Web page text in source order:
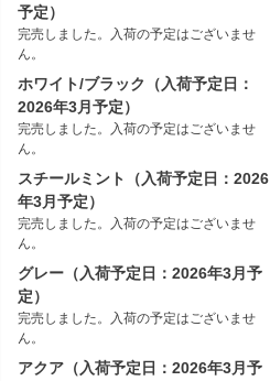
予定）
完売しました。入荷の予定はございませ
ん。
ホワイト/ブラック（入荷予定日：
2026年3月予定）
完売しました。入荷の予定はございませ
ん。
スチールミント（入荷予定日：2026
年3月予定）
完売しました。入荷の予定はございませ
ん。
グレー（入荷予定日：2026年3月予
定）
完売しました。入荷の予定はございませ
ん。
アクア（入荷予定日：2026年3月予